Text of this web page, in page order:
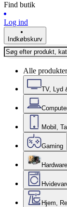
Find butik
Log ind
Indkøbskurv
Alle produkter
TV, Lyd
Mobil,
Gaming
Hardware
Hjem,